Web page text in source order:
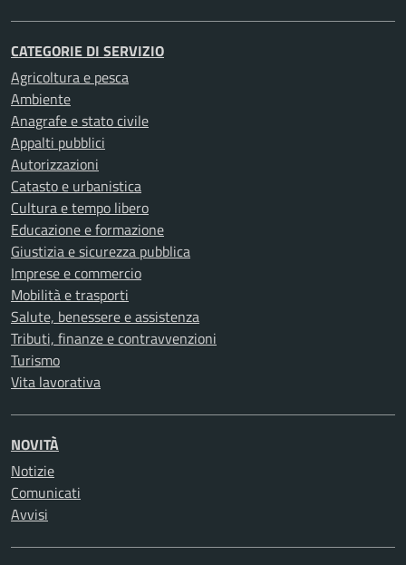
CATEGORIE DI SERVIZIO
Agricoltura e pesca
Ambiente
Anagrafe e stato civile
Appalti pubblici
Autorizzazioni
Catasto e urbanistica
Cultura e tempo libero
Educazione e formazione
Giustizia e sicurezza pubblica
Imprese e commercio
Mobilità e trasporti
Salute, benessere e assistenza
Tributi, finanze e contravvenzioni
Turismo
Vita lavorativa
NOVITÀ
Notizie
Comunicati
Avvisi